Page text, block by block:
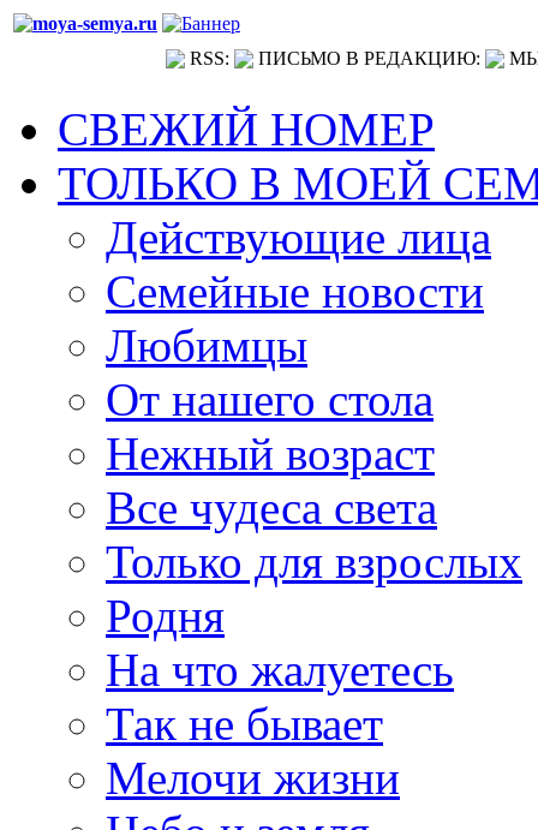
RSS: ПИСЬМО В РЕДАКЦИЮ:
СВЕЖИЙ НОМЕР
ТОЛЬКО В МОЕЙ
Действующие лица
Семейные новости
Любимцы
От нашего стола
Нежный возраст
Все чудеса света
Только для взрослых
Родня
На что жалуетесь
Так не бывает
Мелочи жизни